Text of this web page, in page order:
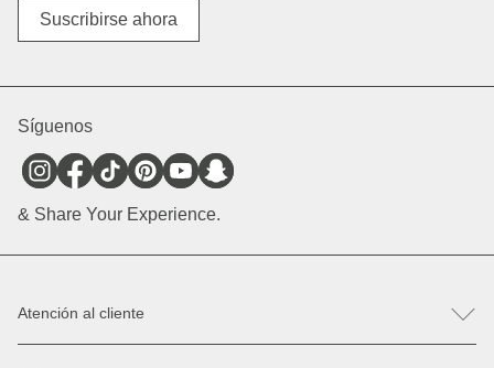
Diverso
Suscribirse ahora
Síguenos
& Share Your Experience.
Atención al cliente